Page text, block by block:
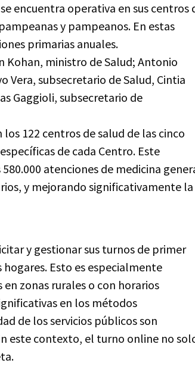
encuentra operativa en sus centros
y pampeanos. En estas
primarias anuales.
Kohan, ministro de Salud; Antonio
Vera, subsecretario de Salud, Cintia
Gaggioli, subsecretario de
122 centros de salud de las cinco
de cada Centro. Este
atenciones de medicina
y mejorando significativamente la
y gestionar sus turnos de primer
Esto es especialmente
zonas rurales o con horarios
en los métodos
de los servicios públicos son
este contexto, el turno online no